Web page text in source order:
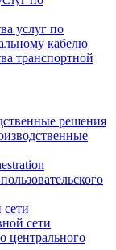
услуг по
кабелю
транспортной
решения
сети
центрального